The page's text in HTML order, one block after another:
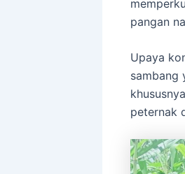
pangan
Upaya
sambang
peternak